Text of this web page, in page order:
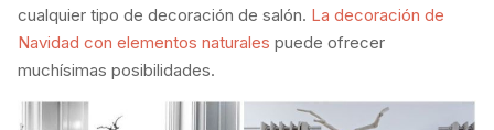
cualquier tipo de decoración de salón. La decoración de
Navidad con elementos naturales puede ofrecer
muchísimas posibilidades.